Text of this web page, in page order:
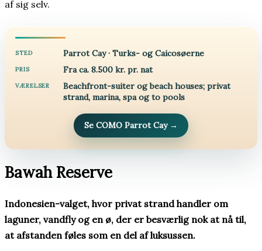
af sig selv.
STED Parrot Cay · Turks- og Caicosøerne
PRIS Fra ca. 8.500 kr. pr. nat
VÆRELSER
Beachfront-suiter og beach houses; privat
strand, marina, spa og to pools
Se COMO Parrot Cay →
Bawah Reserve
Indonesien-valget, hvor privat strand handler om
laguner, vandfly og en ø, der er besværlig nok at nå til,
at afstanden føles som en del af luksussen.